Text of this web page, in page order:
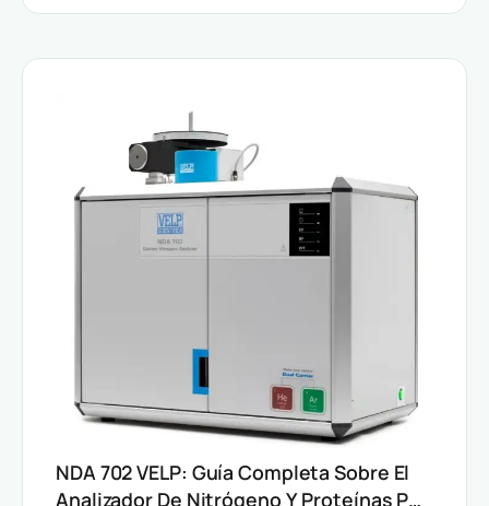
NDA 702 VELP: Guía Completa Sobre El
Analizador De Nitrógeno Y Proteínas Por